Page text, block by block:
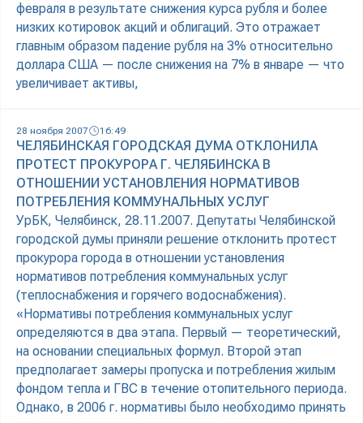
февраля в результате снижения курса рубля и более
низких котировок акций и облигаций. Это отражает
главным образом падение рубля на 3% относительно
доллара США — после снижения на 7% в январе — что
увеличивает активы,
28 ноября 2007 16:49
ЧЕЛЯБИНСКАЯ ГОРОДСКАЯ ДУМА ОТКЛОНИЛА
ПРОТЕСТ ПРОКУРОРА Г. ЧЕЛЯБИНСКА В
ОТНОШЕНИИ УСТАНОВЛЕНИЯ НОРМАТИВОВ
ПОТРЕБЛЕНИЯ КОММУНАЛЬНЫХ УСЛУГ
УрБК, Челябинск, 28.11.2007. Депутаты Челябинской
городской думы приняли решение отклонить протест
прокурора города в отношении установления
нормативов потребления коммунальных услуг
(теплоснабжения и горячего водоснабжения).
«Нормативы потребления коммунальных услуг
определяются в два этапа. Первый — теоретический,
на основании специальных формул. Второй этап
предполагает замеры пропуска и потребления жилым
фондом тепла и ГВС в течение отопительного периода.
Однако, в 2006 г. нормативы было необходимо принять